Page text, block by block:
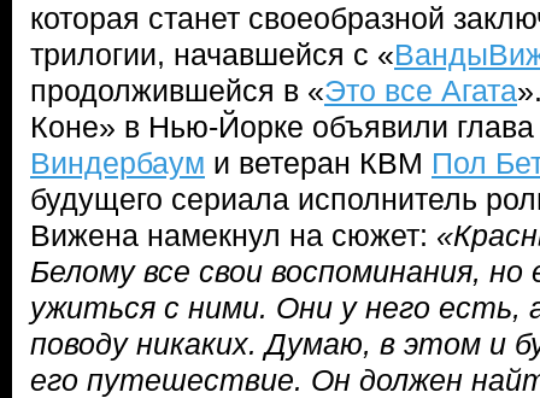
которая станет своеобразной
трилогии, начавшейся с «
продолжившейся в «Это все Агата
Коне» в Нью-Йорке объявили
Виндербаум и ветеран КВМ Пол
будущего сериала исполнитель
Вижена намекнул на сюжет:
Белому все свои воспоминания,
ужиться с ними. Они у него есть,
поводу никаких. Думаю, в этом и
его путешествие. Он должен